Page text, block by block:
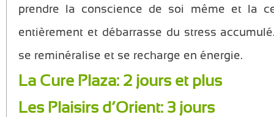
prendre la conscience de soi même et la
entièrement et débarrasse du stress
se reminéralise et se recharge en énergie.
La Cure Plaza: 2 jours et plus
Les Plaisirs d’Orient: 3 jours